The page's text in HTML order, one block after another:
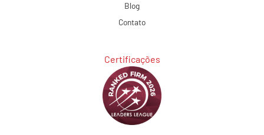
Blog
Contato
Certificações